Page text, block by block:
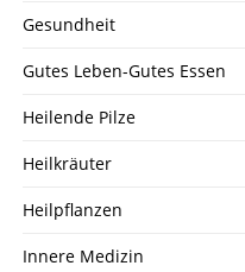
Gesundheit
Gutes Leben-Gutes Essen
Heilende Pilze
Heilkräuter
Heilpflanzen
Innere Medizin